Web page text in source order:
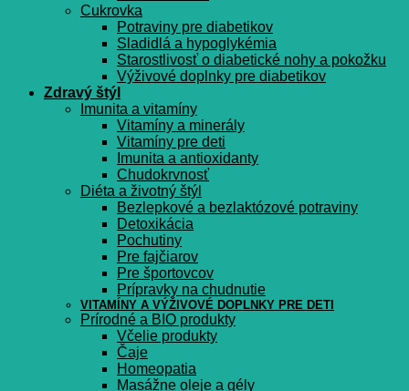
Cukrovka
Potraviny pre diabetikov
Sladidlá a hypoglykémia
Starostlivosť o diabetické nohy a pokožku
Výživové doplnky pre diabetikov
Zdravý štýl
Imunita a vitamíny
Vitamíny a minerály
Vitamíny pre deti
Imunita a antioxidanty
Chudokrvnosť
Diéta a životný štýl
Bezlepkové a bezlaktózové potraviny
Detoxikácia
Pochutiny
Pre fajčiarov
Pre športovcov
Prípravky na chudnutie
VITAMÍNY A VÝŽIVOVÉ DOPLNKY PRE DETI
Prírodné a BIO produkty
Včelie produkty
Čaje
Homeopatia
Masážne oleje a gély